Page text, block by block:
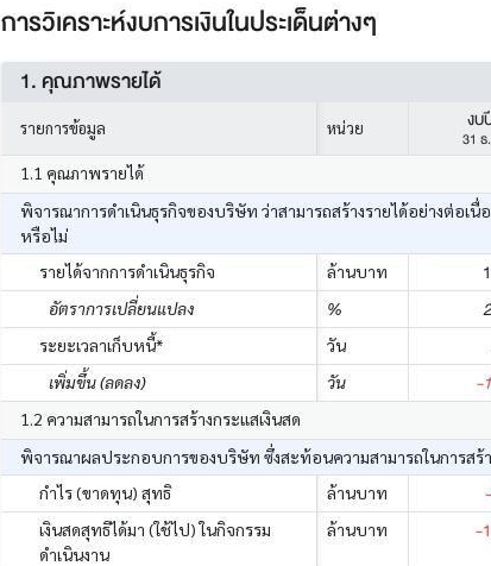
การวิเคราะห์งบการเงินในประเด็นต่างๆ
1. คุณภาพรายได้
รายการข้อมูล หน่วย งบ
31
1.1 คุณภาพรายได้
พิจารณาการดำเนินธุรกิจของบริษัท ว่าสามารถสร้างรายได้อย่างต่อเนื่
หรือไม่
รายได้จากการดำเนินธุรกิจ
ล้านบาท
อัตราการเปลี่ยนแปลง %
ระยะเวลาเก็บหนี้* วัน
เพิ่มขึ้น (ลดลง) วัน -
1.2 ความสามารถในการสร้างกระแสเงินสด
พิจารณาผลประกอบการของบริษัท ซึ่งสะท้อนความสามารถในการสร้
กำไร (ขาดทุน) สุทธิ
ล้านบาท
เงินสดสุทธิได้มา (ใช้ไป) ในกิจกรรม
ดำเนินงาน
ล้านบาท -